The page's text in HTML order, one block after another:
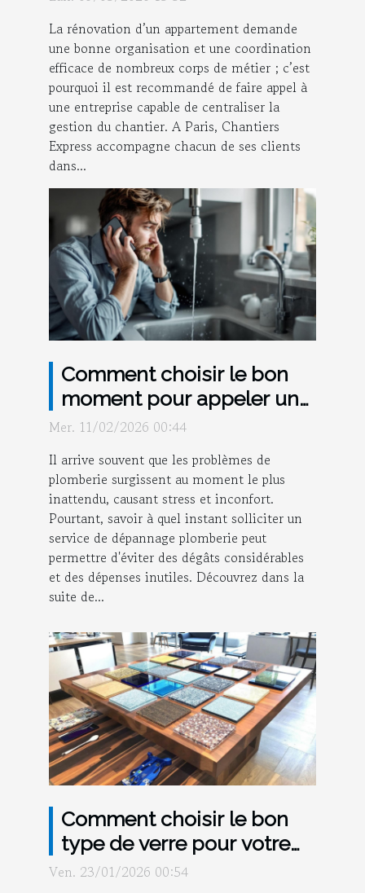
sérénité avec l’expertise
de Chantiers Express !
La rénovation d’un appartement demande
une bonne organisation et une coordination
efficace de nombreux corps de métier ; c’est
pourquoi il est recommandé de faire appel à
une entreprise capable de centraliser la
gestion du chantier. A Paris, Chantiers
Express accompagne chacun de ses clients
dans...
Comment choisir le bon
moment pour appeler un
service de dépannage
Mer. 11/02/2026 00:44
Il arrive souvent que les problèmes de
plomberie surgissent au moment le plus
inattendu, causant stress et inconfort.
Pourtant, savoir à quel instant solliciter un
service de dépannage plomberie peut
permettre d'éviter des dégâts considérables
et des dépenses inutiles. Découvrez dans la
suite de...
Comment choisir le bon
type de verre pour votre
intérieur ?
Ven. 23/01/2026 00:54